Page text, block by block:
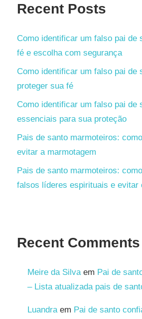
Recent Posts
Como identificar um falso pai de
fé e escolha com segurança
Como identificar um falso pai de
proteger sua fé
Como identificar um falso pai de
essenciais para sua proteção
Pais de santo marmoteiros:
evitar a marmotagem
Pais de santo marmoteiros:
falsos líderes espirituais e evitar
Recent Comments
Meire da Silvaem Pai de
– Lista atualizada pais de
Luandraem Pai de santo